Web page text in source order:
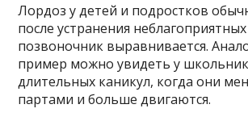
Лордоз у детей и подростков
после устранения
позвоночник выравнивается.
пример можно увидеть у
длительных каникул, когда они
партами и больше двигаются.